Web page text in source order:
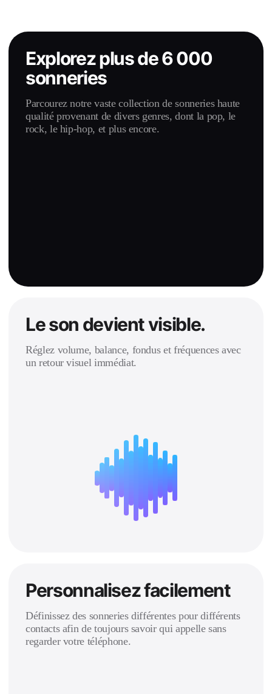
Explorez plus de 6 000
sonneries
Parcourez notre vaste collection de sonneries haute
qualité provenant de divers genres, dont la pop, le
rock, le hip-hop, et plus encore.
Le son devient visible.
Réglez volume, balance, fondus et fréquences avec
un retour visuel immédiat.
Personnalisez facilement
Définissez des sonneries différentes pour différents
contacts afin de toujours savoir qui appelle sans
regarder votre téléphone.